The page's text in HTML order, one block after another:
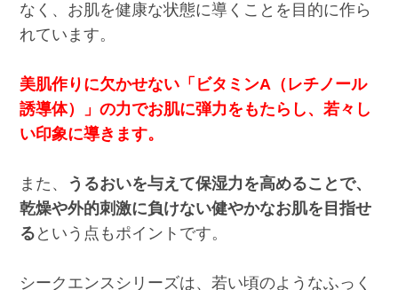
なく、お肌を健康な状態に導くことを目的に作ら
れています。
美肌作りに欠かせない「ビタミンA（レチノール
誘導体）」の力でお肌に弾力をもたらし、若々し
い印象に導きます。
また、
うるおいを与えて保湿力を高めることで、
乾燥や外的刺激に負けない健やかなお肌を目指せ
る という点もポイントです。
シークエンスシリーズは、若い頃のようなふっく